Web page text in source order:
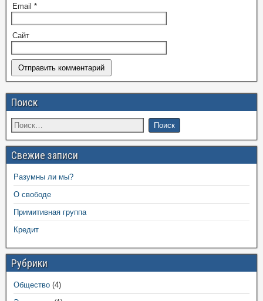
Email *
Сайт
Поиск
Свежие записи
Разумны ли мы?
О свободе
Примитивная группа
Кредит
Рубрики
Общество (4)